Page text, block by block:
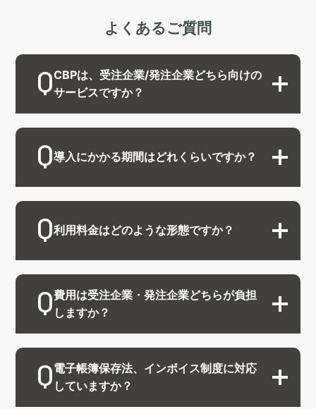
よくあるご質問
CBPは、受注企業/発注企業どちら向けの
サービスですか？
導入にかかる期間はどれくらいですか？
利用料金はどのような形態ですか？
費用は受注企業・発注企業どちらが負担
しますか？
電子帳簿保存法、インボイス制度に対応
していますか？